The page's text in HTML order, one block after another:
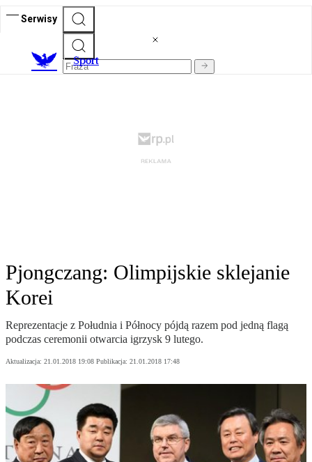
Serwisy
Sport
Pjongczang: Olimpijskie sklejanie
Korei
Reprezentacje z Południa i Północy pójdą razem pod jedną flagą
podczas ceremonii otwarcia igrzysk 9 lutego.
Aktualizacja: 21.01.2018 19:08 Publikacja: 21.01.2018 17:48